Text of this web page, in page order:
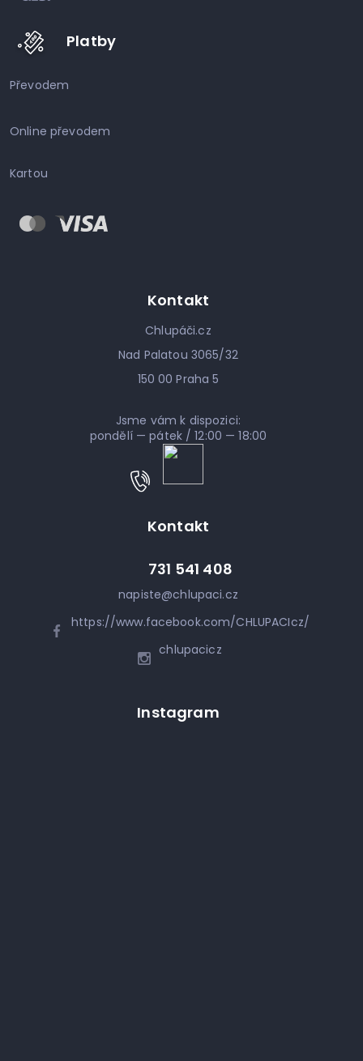
Platby
Převodem
Online převodem
Kartou
Kontakt
Chlupáči.cz
Nad Palatou 3065/32
150 00 Praha 5
Jsme vám k dispozici:
pondělí — pátek / 12:00 — 18:00
Kontakt
napiste@chlupaci.cz
731 541 408
https://www.facebook.com/CHLUPACIcz/
chlupacicz
Instagram